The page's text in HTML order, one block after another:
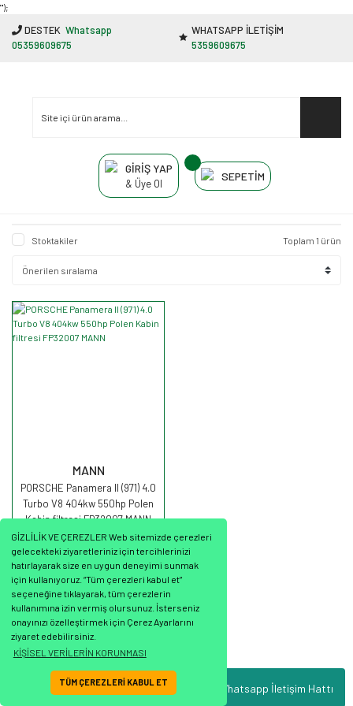
GİZLİLİK VE ÇEREZLER Web sitemizde çerezleri
gelecekteki ziyaretleriniz için tercihlerinizi
hatırlayarak size en uygun deneyimi sunmak
için kullanıyoruz. “Tüm çerezleri kabul et”
seçeneğine tıklayarak, tüm çerezlerin
kullanımına izin vermiş olursunuz. İsterseniz
onayınızı özelleştirmek için Çerez Ayarlarını
ziyaret edebilirsiniz.
KİŞİSEL VERİLERİN KORUNMASI
TÜM ÇEREZLERİ KABUL ET
"');
Whatsapp İletişim Hattı
DESTEK Whatsapp
05359609675
WHATSAPP İLETİŞİM
5359609675
GİRİŞ YAP
& Üye Ol
SEPETİM
Stoktakiler Toplam 1 ürün
MANN
PORSCHE Panamera II (971) 4.0
Turbo V8 404kw 550hp Polen
Kabin filtresi FP32007 MANN
2.060,80 TL